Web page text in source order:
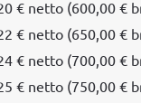
€ net­to (600,00 €
€ net­to (650,00 €
€ net­to (700,00 €
€ net­to (750,00 €